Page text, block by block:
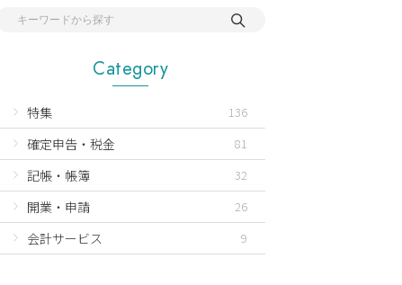
Category
特集 136
確定申告・税金 81
記帳・帳簿 32
開業・申請 26
会計サービス 9